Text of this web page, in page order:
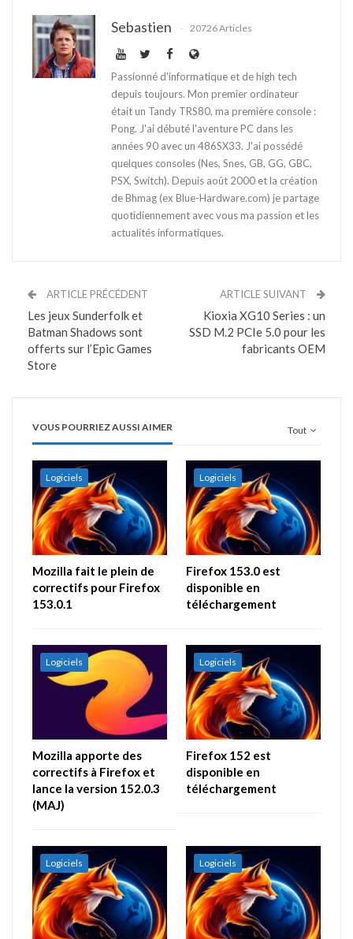
Sebastien 20726 Articles
Passionné d'informatique et de high tech
depuis toujours. Mon premier ordinateur
était un Tandy TRS80, ma première console :
Pong. J'ai débuté l'aventure PC dans les
années 90 avec un 486SX33. J'ai possédé
quelques consoles (Nes, Snes, GB, GG, GBC,
PSX, Switch). Depuis août 2000 et la création
de Bhmag (ex Blue-Hardware.com) je partage
quotidiennement avec vous ma passion et les
actualités informatiques.
ARTICLE PRÉCÉDENT
Les jeux Sunderfolk et
Batman Shadows sont
offerts sur l’Epic Games
Store
ARTICLE SUIVANT
Kioxia XG10 Series : un
SSD M.2 PCIe 5.0 pour les
fabricants OEM
Tout
VOUS POURRIEZ AUSSI AIMER
Logiciels
Mozilla fait le plein de
correctifs pour Firefox
153.0.1
Logiciels
Firefox 153.0 est
disponible en
téléchargement
Logiciels
Mozilla apporte des
correctifs à Firefox et
lance la version 152.0.3
(MAJ)
Logiciels
Firefox 152 est
disponible en
téléchargement
Logiciels Logiciels